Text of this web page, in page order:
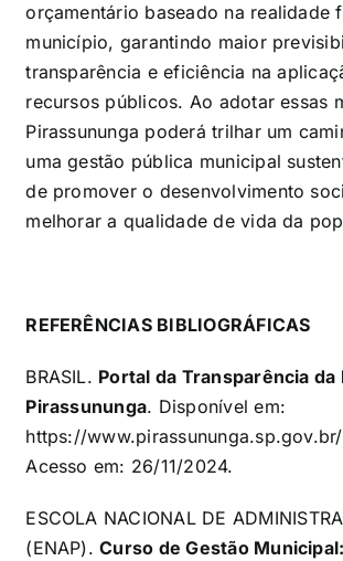
orçamentário baseado na realidade
município, garantindo maior
transparência e eficiência na
recursos públicos. Ao adotar essas
Pirassununga poderá trilhar um
uma gestão pública municipal
de promover o desenvolvimento
melhorar a qualidade de vida da
REFERÊNCIAS BIBLIOGRÁFICAS
BRASIL. Portal da Transparência
Pirassununga. Disponível em:
https://
Acesso em: 26/11/2024.
ESCOLA NACIONAL DE
(ENAP).Curso de Gestão Municipal: